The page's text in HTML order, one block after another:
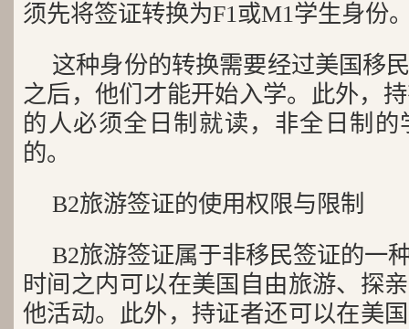
须先将签证转换为F1或M1学生身份
这种身份的转换需要经过美国移
之后，他们才能开始入学。此外，
的人必须全日制就读，非全日制
的。
B2旅游签证的使用权限与限制
B2旅游签证属于非移民签证的一
时间之内可以在美国自由旅游、探
他活动。此外，持证者还可以在美